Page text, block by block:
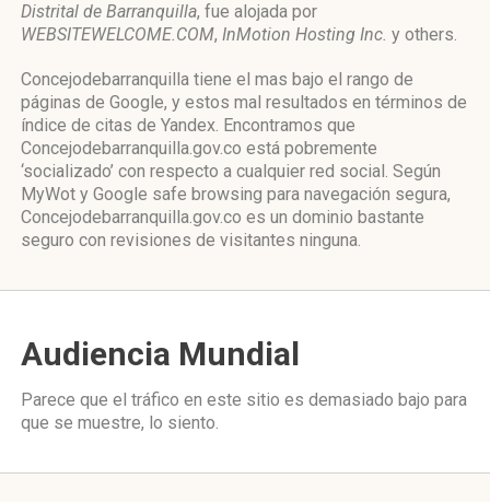
Distrital de Barranquilla, fue alojada por
WEBSITEWELCOME.COM, InMotion Hosting Inc. y others.
Concejodebarranquilla tiene el mas bajo el rango de
páginas de Google, y estos mal resultados en términos de
índice de citas de Yandex. Encontramos que
Concejodebarranquilla.gov.co está pobremente
‘socializado’ con respecto a cualquier red social. Según
MyWot y Google safe browsing para navegación segura,
Concejodebarranquilla.gov.co es un dominio bastante
seguro con revisiones de visitantes ninguna.
Audiencia Mundial
Parece que el tráfico en este sitio es demasiado bajo para
que se muestre, lo siento.